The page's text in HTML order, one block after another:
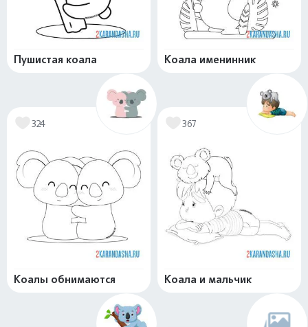
Пушистая коала Коала именинник
324
Коалы обнимаются
367
Коала и мальчик